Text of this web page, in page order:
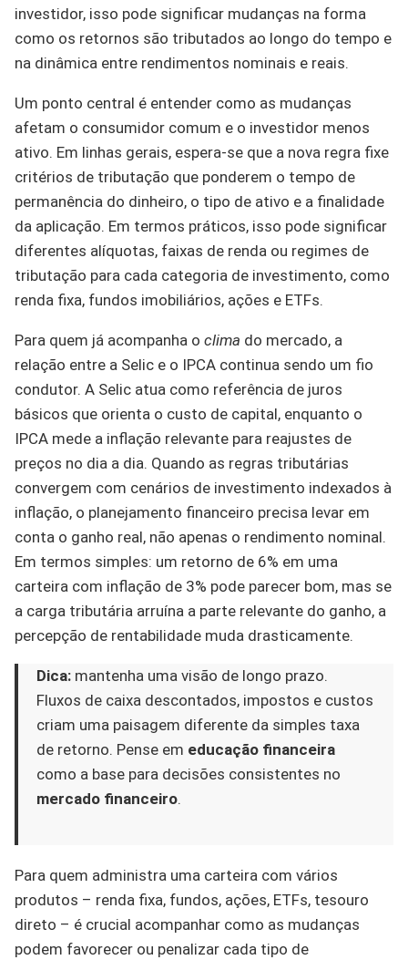
investidor, isso pode significar mudanças na forma
como os retornos são tributados ao longo do tempo e
na dinâmica entre rendimentos nominais e reais.
Um ponto central é entender como as mudanças
afetam o consumidor comum e o investidor menos
ativo. Em linhas gerais, espera-se que a nova regra fixe
critérios de tributação que ponderem o tempo de
permanência do dinheiro, o tipo de ativo e a finalidade
da aplicação. Em termos práticos, isso pode significar
diferentes alíquotas, faixas de renda ou regimes de
tributação para cada categoria de investimento, como
renda fixa, fundos imobiliários, ações e ETFs.
Para quem já acompanha o clima do mercado, a
relação entre a Selic e o IPCA continua sendo um fio
condutor. A Selic atua como referência de juros
básicos que orienta o custo de capital, enquanto o
IPCA mede a inflação relevante para reajustes de
preços no dia a dia. Quando as regras tributárias
convergem com cenários de investimento indexados à
inflação, o planejamento financeiro precisa levar em
conta o ganho real, não apenas o rendimento nominal.
Em termos simples: um retorno de 6% em uma
carteira com inflação de 3% pode parecer bom, mas se
a carga tributária arruína a parte relevante do ganho, a
percepção de rentabilidade muda drasticamente.
Dica: mantenha uma visão de longo prazo.
Fluxos de caixa descontados, impostos e custos
criam uma paisagem diferente da simples taxa
de retorno. Pense em educação financeira
como a base para decisões consistentes no
mercado financeiro.
Para quem administra uma carteira com vários
produtos – renda fixa, fundos, ações, ETFs, tesouro
direto – é crucial acompanhar como as mudanças
podem favorecer ou penalizar cada tipo de